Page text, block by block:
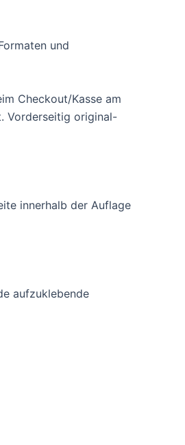
und
Checkout/Kasse am
Vorderseitig original-
innerhalb der Auflage
aufzuklebende